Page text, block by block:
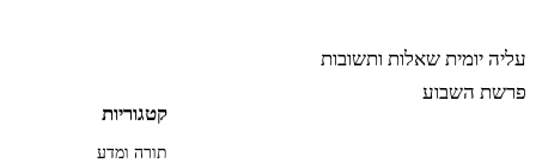
עליה יומית שאלות ותשובות
פרשת השבוע
קטגוריות
תורה ומדע